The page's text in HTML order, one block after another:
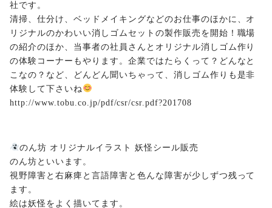
社です。
清掃、仕分け、ベッドメイキングなどのお仕事のほかに、オ
リジナルのかわいい消しゴムセットの製作販売を開始！職場
の紹介のほか、当事者の社員さんとオリジナル消しゴム作り
の体験コーナーもやります。企業ではたらくって？どんなと
こなの？など、どんどん聞いちゃって、消しゴム作りも是非
体験して下さいね
http://www.tobu.co.jp/pdf/csr/csr.pdf?201708
のん坊 オリジナルイラスト 妖怪シール販売
のん坊といいます。
視野障害と右麻痺と言語障害と色んな障害が少しずつ残って
ます。
絵は妖怪をよく描いてます。